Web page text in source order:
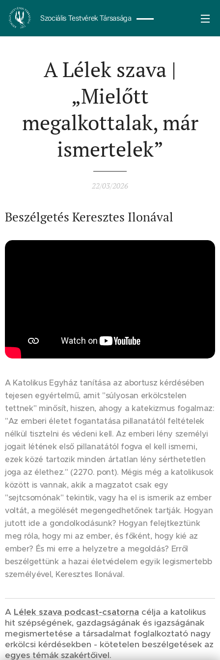
Szociális Testvérek Társasága
A Lélek szava |
„Mielőtt
megalkottalak, már
ismertelek”
22/03/2026
Beszélgetés Keresztes Ilonával
A Katolikus Egyház tanítása az abortusz kérdésében
tejesen egyértelmű, amit "súlyosan erkölcstelen
tettnek" minősít, hiszen, ahogy a katekizmus fogalmaz:
"Az emberi életet fogantatása pillanatától feltételek
nélkül tisztelni és védeni kell. Az emberi lény személyi
jogait létének első pillanatától fogva el kell ismerni,
ezek közé tartozik minden ártatlan lény sérthetetlen
joga az élethez." (2270. pont). Mégis még a katolikusok
között is vannak, akik a magzatot csak egy
"sejtcsomónak" tekintik, vagy ha el is ismerik az ember
voltát, a megölését megengedhetőnek tartják. Hogyan
jutott ide a gondolkodásunk? Hogyan felejtkeztünk
meg róla, hogy mi az ember, és főként, hogy kié az
ember? És mi erre a helyzetre a megoldás? Erről
beszélgettünk a hazai életvédelem egyik legismertebb
személyével, Keresztes Ilonával.
A Lélek szava podcast-csatorna célja a katolikus
hit szépségének, gazdagságának és igazságának
megismertetése a társadalmat foglalkoztató nagy
erkölcsi kérdésekben - kötetelen beszélgetések az
egyes témák szakértőivel.